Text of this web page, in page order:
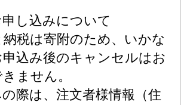
し込みについて
納税は寄附のため、いかな
込み後のキャンセルはお
ません。
の際は、注文者様情報（住